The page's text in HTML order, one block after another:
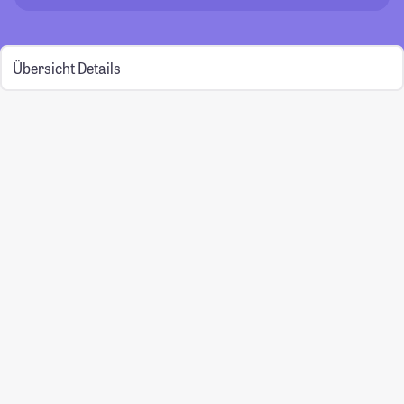
Übersicht Details